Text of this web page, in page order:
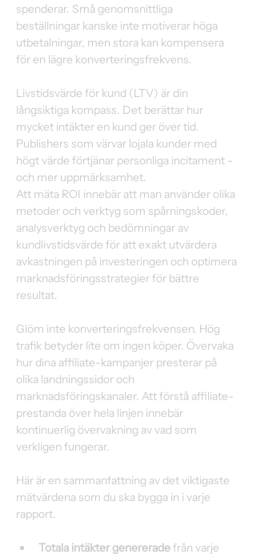
spenderar. Små genomsnittliga
beställningar kanske inte motiverar höga
utbetalningar, men stora kan kompensera
för en lägre konverteringsfrekvens.
Livstidsvärde för kund (LTV) är din
långsiktiga kompass. Det berättar hur
mycket intäkter en kund ger över tid.
Publishers som värvar lojala kunder med
högt värde förtjänar personliga incitament -
och mer uppmärksamhet.
Att mäta ROI innebär att man använder olika
metoder och verktyg som spårningskoder,
analysverktyg och bedömningar av
kundlivstidsvärde för att exakt utvärdera
avkastningen på investeringen och optimera
marknadsföringsstrategier för bättre
resultat.
Glöm inte konverteringsfrekvensen. Hög
trafik betyder lite om ingen köper. Övervaka
hur dina affiliate-kampanjer presterar på
olika landningssidor och
marknadsföringskanaler. Att förstå affiliate-
prestanda över hela linjen innebär
kontinuerlig övervakning av vad som
verkligen fungerar.
Här är en sammanfattning av det viktigaste
mätvärdena som du ska bygga in i varje
rapport.
Totala intäkter genererade från varje